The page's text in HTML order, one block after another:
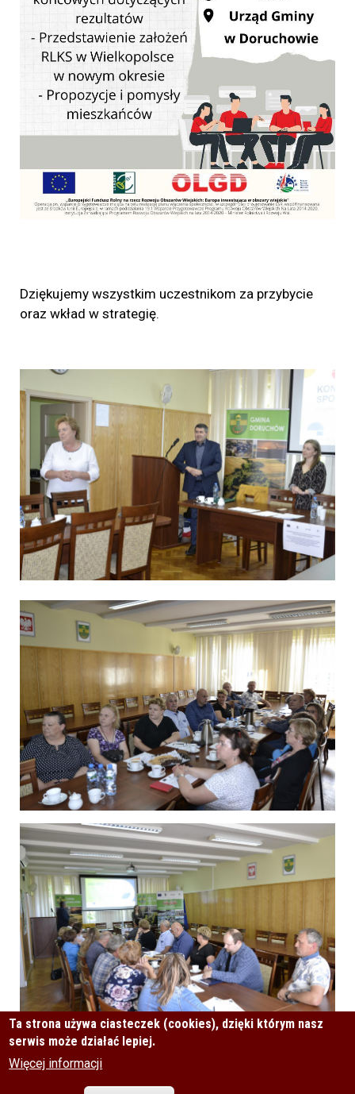
Dziękujemy wszystkim uczestnikom za przybycie
oraz wkład w strategię.
Ta strona używa ciasteczek (cookies), dzięki którym nasz
serwis może działać lepiej.
Więcej informacji